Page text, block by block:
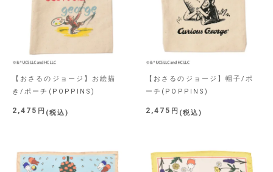
【おさるのジョージ】お絵描
き/ポーチ(POPPINS)
2,475 税込
【おさるのジョージ】帽子/ポ
ーチ(POPPINS)
2,475 税込